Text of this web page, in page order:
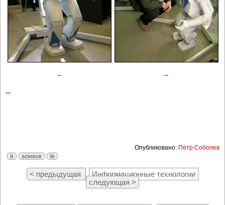
-- --
--
Опубликовано: Пётр Соболев
it science ib
< предыдущая
Информационные технологии
следующая >